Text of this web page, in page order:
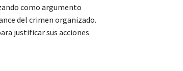
como argumento
del crimen organizado.
justificar sus acciones